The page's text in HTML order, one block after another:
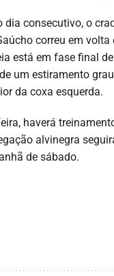
dia consecutivo, o
correu em volta
está em fase final de
um estiramento
da coxa esquerda.
haverá
alvinegra
de sábado.